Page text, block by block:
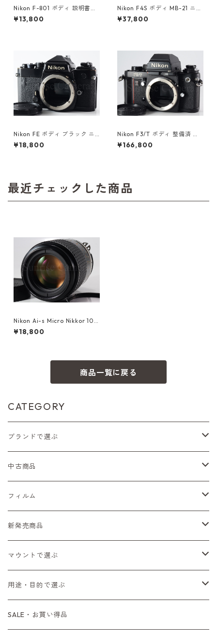
Nikon F-801 ボディ 説明書付
ニコン（61270）
¥13,800
Nikon F4S ボディ MB-21 ニコ
ン（61415）
¥37,800
Nikon FE ボディ ブラック ニ
コン（61416）
¥18,800
Nikon F3/T ボディ 整備済 ニ
コン (61056)
¥166,800
最近チェックした商品
Nikon Ai-s Micro Nikkor 105
mm F2.8 ニコン（60711）
¥18,800
商品一覧に戻る
CATEGORY
ブランドで選ぶ
Nikon（ニコン）
Sシリーズ
Fシリーズ（一桁＋F100）
Canon（キヤノン）
レンジファインダー（7、P）
PENTAX（ペンタックス）
SL、SP
K2、KX、KM
CONTAX（コンタックス）
G1、G2
Tシリーズ
MINOLTA（ミノルタ）
コンパクト
OLYMPUS（オリンパス）
中古商品
フィルムカメラ
一眼レフカメラ（マニュアルフォーカス）
一眼レフカメラ（オートフォーカス）
デジタルカメラ
一眼カメラ
ミラーレスカメラ
マニュアルレンズ
一眼レンズ
レンジファインダーレンズ
オートフォーカスレンズ
一眼レンズ
マウントアダプター
フィルム
レンズ付きフィルム
35mm（135）カラーネガ
35mm（135）白黒ネガ
35mm（135）カラーリバーサル
新発売商品
フィルムカメラ
レンズ付きフィルム
アクセサリー・付属品
マウントで選ぶ
M42
L39
用途・目的で選ぶ
初心者の方へもおすすめ！
SALE・お買い得品